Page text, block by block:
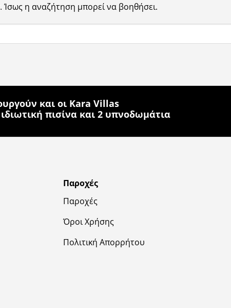
η αναζήτηση μπορεί να βοηθήσει.
και οι Kara Villas
πισίνα και 2 υπνοδωμάτια
Παροχές
Παροχές
Όροι Χρήσης
Πολιτική Απορρήτου